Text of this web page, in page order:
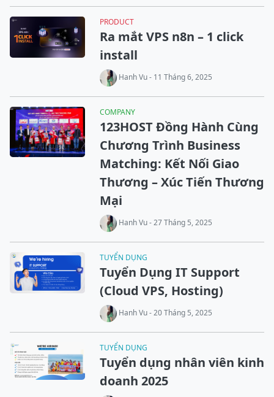
PRODUCT
Ra mắt VPS n8n – 1 click
install
Hanh Vu - 11 Tháng 6, 2025
COMPANY
123HOST Đồng Hành Cùng
Chương Trình Business
Matching: Kết Nối Giao
Thương – Xúc Tiến Thương
Mại
Hanh Vu - 27 Tháng 5, 2025
TUYỂN DỤNG
Tuyển Dụng IT Support
(Cloud VPS, Hosting)
Hanh Vu - 20 Tháng 5, 2025
TUYỂN DỤNG
Tuyển dụng nhân viên kinh
doanh 2025